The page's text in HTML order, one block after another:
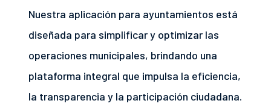
Nuestra aplicación para ayuntamientos está
diseñada para simplificar y optimizar las
operaciones municipales, brindando una
plataforma integral que impulsa la eficiencia,
la transparencia y la participación ciudadana.